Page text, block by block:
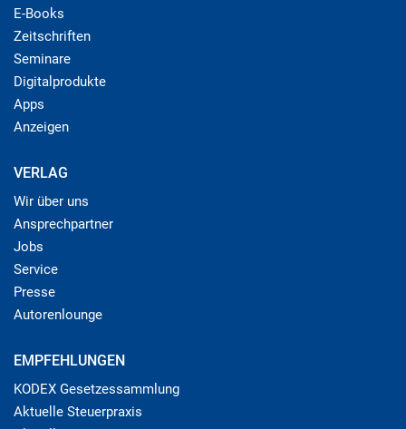
E-Books
Zeitschriften
Seminare
Digitalprodukte
Apps
Anzeigen
VERLAG
Wir über uns
Ansprechpartner
Jobs
Service
Presse
Autorenlounge
EMPFEHLUNGEN
KODEX Gesetzessammlung
Aktuelle Steuerpraxis